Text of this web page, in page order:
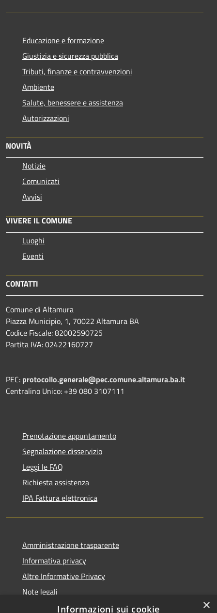
Educazione e formazione
Giustizia e sicurezza pubblica
Tributi, finanze e contravvenzioni
Ambiente
Salute, benessere e assistenza
Autorizzazioni
NOVITÀ
Notizie
Comunicati
Avvisi
VIVERE IL COMUNE
Luoghi
Eventi
CONTATTI
Comune di Altamura
Piazza Municipio, 1, 70022 Altamura BA
Codice Fiscale: 82002590725
Partita IVA: 02422160727
PEC: protocollo.generale@pec.comune.altamura.ba.it
Centralino Unico: +39 080 3107111
Prenotazione appuntamento
Segnalazione disservizio
Leggi le FAQ
Richiesta assistenza
IPA Fattura elettronica
Amministrazione trasparente
Informativa privacy
Altre Informative Privacy
Note legali
Dichiarazione di accessibilità
×
Informazioni sui cookie